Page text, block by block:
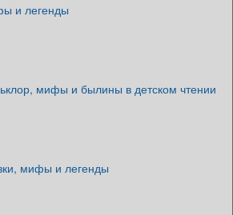
и легенды
мифы и былины в детском чтении
мифы и легенды